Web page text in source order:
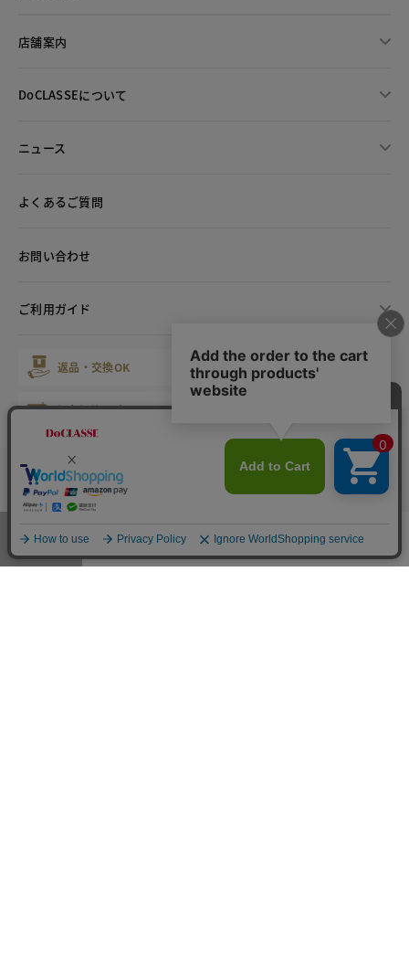
カラー・サイズを選択する
店舗案内
DoCLASSEについて
ニュース
よくあるご質問
お問い合わせ
ご利用ガイド
返品・交換OK 最短翌日配送
お直しサービス
会員サービス
お店で試着サービス
電話でご相談 受付時間 9:00～21:00 年中無休